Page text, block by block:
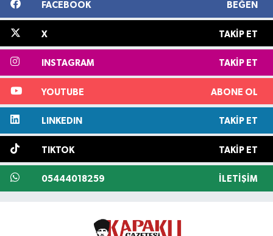
FACEBOOK BEĞEN
X TAKIP ET
INSTAGRAM TAKIP ET
YOUTUBE ABONE OL
LINKEDIN TAKIP ET
TIKTOK TAKIP ET
05444018259 İLETIŞIM